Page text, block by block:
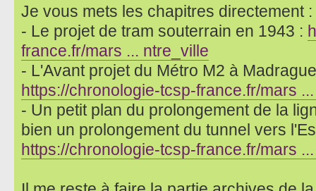
Je vous mets les chapitres directement :
- Le projet de tram souterrain en 1943 :
france.fr/mars ... ntre_ville
- L'Avant projet du Métro M2 à
https://chronologie-tcsp-france.fr/mars
- Un petit plan du prolongement de la
bien un prolongement du tunnel vers
https://chronologie-tcsp-france.fr/mars